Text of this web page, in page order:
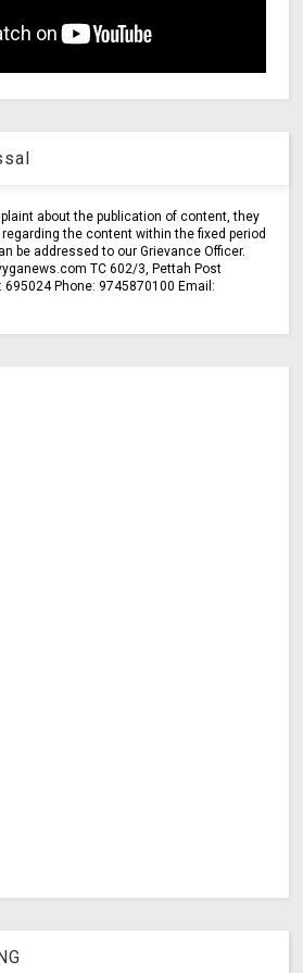
about the publication of content, they
the content within the fixed period
be addressed to our Grievance Officer.
TC 602/3, Pettah Post
Phone: 9745870100 Email: